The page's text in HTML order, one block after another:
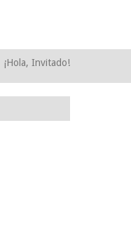
¡Hola, Invitado!